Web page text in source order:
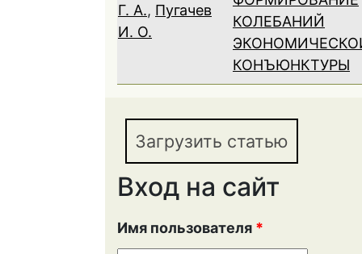
Г. А., Пугачев
И. О.
КОЛЕБАНИЙ
КОНЪЮНКТУРЫ
Загрузить статью
Вход на сайт
Имя пользователя *